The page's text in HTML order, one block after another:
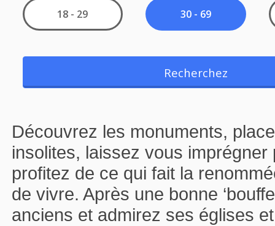
Découvrez les monuments,
insolites, laissez vous imprégner
profitez de ce qui fait la
de vivre. Après une bonne
anciens et admirez ses églises